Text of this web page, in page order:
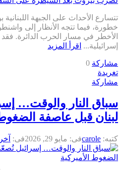
تتسارع الأحداث على الجبهة اللبنانية
خطورة، فيما تتجه الأنظار إلى
الأخطر في مسار الحرب الدائرة.
إسرائيلية... اقرأ المزيد
مشاركة 0
تغريدة
مشاركة
سباق النار والوقت…
لبنان قبل عاصفة الضغوط
كتبه: caroleفى: مايو 29, 2026 فى: